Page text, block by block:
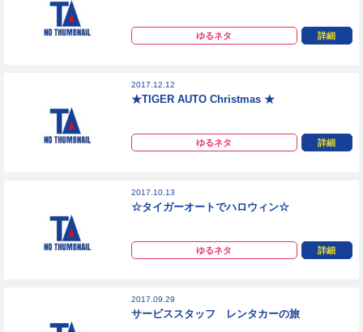
ゆるネタ 詳細
2017.12.12
★TIGER AUTO Christmas ★
ゆるネタ 詳細
2017.10.13
☆タイガーオートでハロウィン☆
ゆるネタ 詳細
2017.09.29
サービススタッフ レンタカーの旅